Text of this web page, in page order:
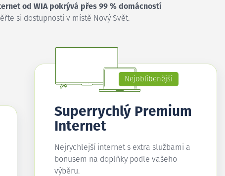
od WIA pokrývá přes 99 % domácností
si dostupnosti v místě Nový Svět.
Nejoblíbenější
Superrychlý Premium
Internet
Nejrychlejší internet s extra službami a
bonusem na doplňky podle vašeho
výběru.